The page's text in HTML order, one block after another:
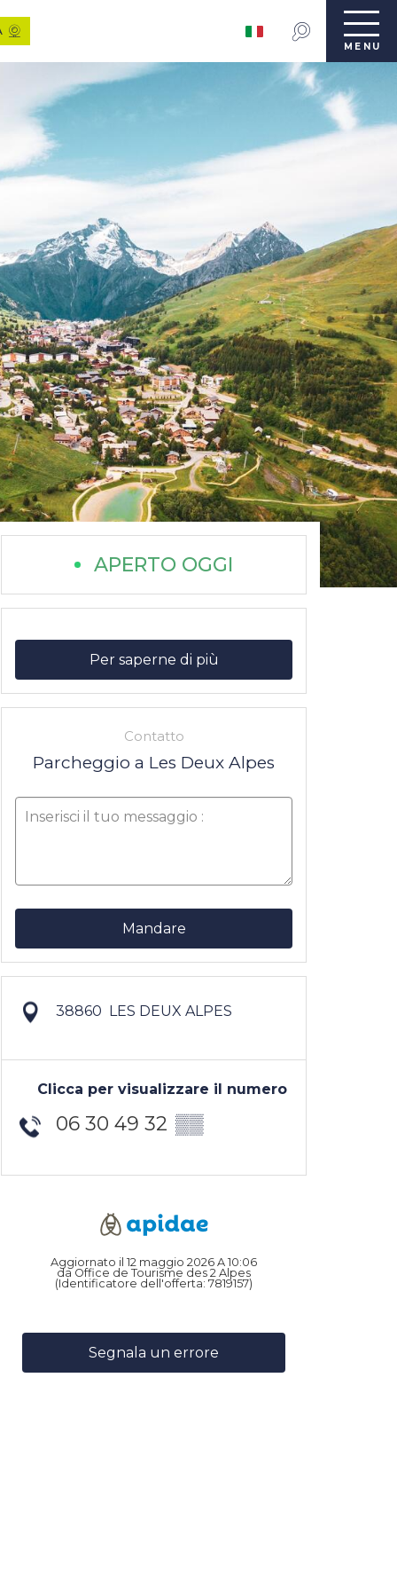
MENU
APERTO OGGI
Per saperne di più
Contatto
Parcheggio a Les Deux Alpes
Mandare
38860 LES DEUX ALPES
Clicca per visualizzare il numero
06 30 49 32 ▒▒
Aggiornato il 12 maggio 2026 A 10:06
da Office de Tourisme des 2 Alpes
(Identificatore dell'offerta: 7819157)
Segnala un errore